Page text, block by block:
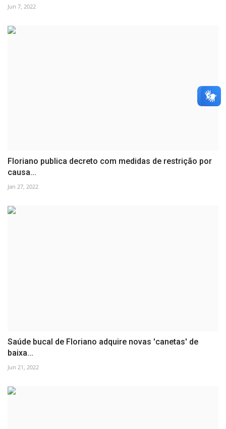
Jun 7, 2022
Floriano publica decreto com medidas de restrição por
causa...
Jan 27, 2022
Saúde bucal de Floriano adquire novas 'canetas' de
baixa...
Jun 21, 2022